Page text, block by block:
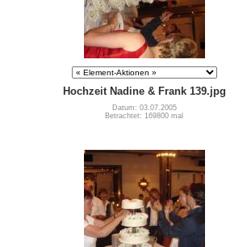
Hochzeit Nadine & Frank 139.jpg
Datum: 03.07.2005
Betrachtet: 169800 mal